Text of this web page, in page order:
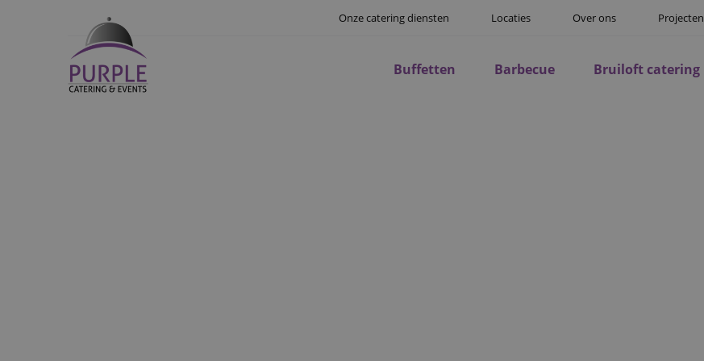
Onze catering diensten Locaties Over ons Projecten
Buffetten Barbecue Bruiloft catering